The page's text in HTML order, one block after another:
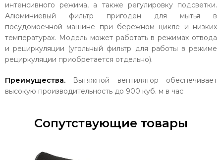
интенсивного режима, а также регулировку подсветки.
Алюминиевый фильтр пригоден для мытья в
посудомоечной машине при бережном цикле и низких
температурах. Модель может работать в режимах отвода
и рециркуляции (угольный фильтр для работы в режиме
рециркуляции приобретается отдельно).
Преимущества. Вытяжной вентилятор обеспечивает
высокую производительность до 900 куб. м в час
Сопутствующие товары